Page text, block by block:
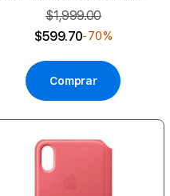
$1,999.00
$599.70-70%
Comprar